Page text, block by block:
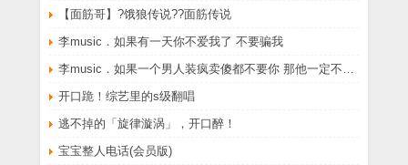
【面筋哥】?饿狼传说??面筋传说
李music．如果有一天你不爱我了 不要骗我
开口跪！综艺里的s级翻唱
逃不掉的「旋律漩涡」，开口醉！
宝宝整人电话(会员版)